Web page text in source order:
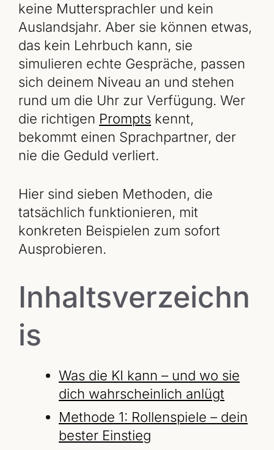
keine Muttersprachler und kein
Auslandsjahr. Aber sie können etwas,
das kein Lehrbuch kann, sie
simulieren echte Gespräche, passen
sich deinem Niveau an und stehen
rund um die Uhr zur Verfügung. Wer
die richtigen Prompts kennt,
bekommt einen Sprachpartner, der
nie die Geduld verliert.
Hier sind sieben Methoden, die
tatsächlich funktionieren, mit
konkreten Beispielen zum sofort
Ausprobieren.
Inhaltsverzeichn
is
Was die KI kann – und wo sie
dich wahrscheinlich anlügt
Methode 1: Rollenspiele – dein
bester Einstieg